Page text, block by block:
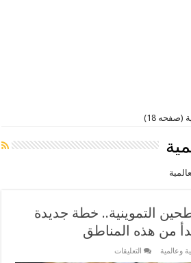
(صفحه 18)
التموينية.. خطة جديدة
من هذه المناطق
وعالمية التعليقات